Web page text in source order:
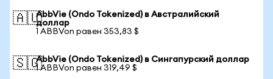
🇦🇺AbbVie (Ondo Tokenized) в Австралийский
доллар
1 ABBVon равен 353,83 $
🇸🇬AbbVie (Ondo Tokenized) в Сингапурский доллар
1 ABBVon равен 319,49 $